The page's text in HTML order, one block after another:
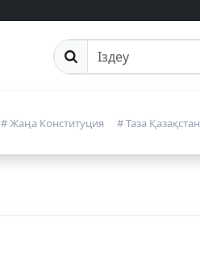
Сайттан іздеу
# Жаңа Конституция # Таза Қазақстан